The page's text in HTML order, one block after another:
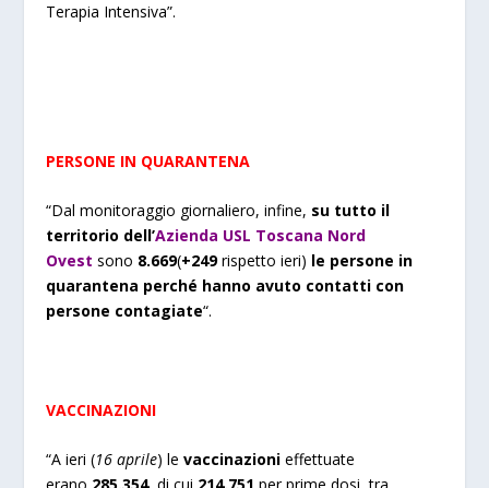
Terapia Intensiva”.
PERSONE IN QUARANTENA
“Dal monitoraggio giornaliero, infine, su tutto il
territorio dell’Azienda USL Toscana Nord
Ovest sono 8.669(+249 rispetto ieri) le persone in
quarantena perché hanno avuto contatti con
persone contagiate“.
VACCINAZIONI
“A ieri (16 aprile) levaccinazioni effettuate